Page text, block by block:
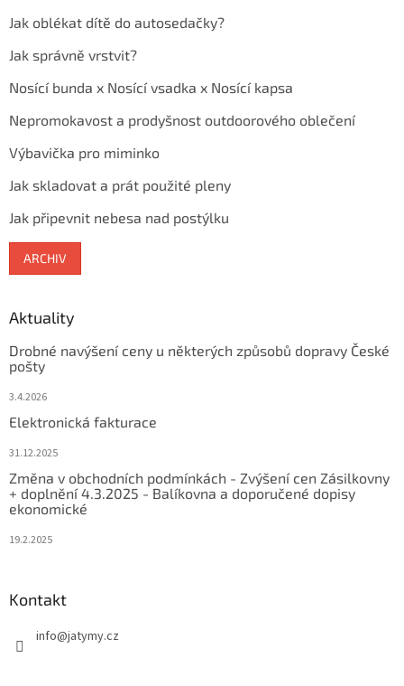
Jak oblékat dítě do autosedačky?
Jak správně vrstvit?
Nosící bunda x Nosící vsadka x Nosící kapsa
Nepromokavost a prodyšnost outdoorového oblečení
Výbavička pro miminko
Jak skladovat a prát použité pleny
Jak připevnit nebesa nad postýlku
ARCHIV
Aktuality
Drobné navýšení ceny u některých způsobů dopravy České
pošty
3.4.2026
Elektronická fakturace
31.12.2025
Změna v obchodních podmínkách - Zvýšení cen Zásilkovny
+ doplnění 4.3.2025 - Balíkovna a doporučené dopisy
ekonomické
19.2.2025
Kontakt
info@jatymy.cz